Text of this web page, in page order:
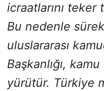
icraatlarını teker
Bu nedenle
uluslararası
Başkanlığı,
yürütür. Türkiye